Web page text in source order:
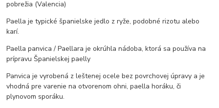
pobrežia (Valencia)
Paella je typické španielske jedlo z ryže, podobné rizotu alebo
karí.
Paella panvica / Paellara je okrúhla nádoba, ktorá sa používa na
prípravu Španielskej paelly
Panvica je vyrobená z leštenej ocele bez povrchovej úpravy a je
vhodná pre varenie na otvorenom ohni, paella horáku, či
plynovom sporáku.